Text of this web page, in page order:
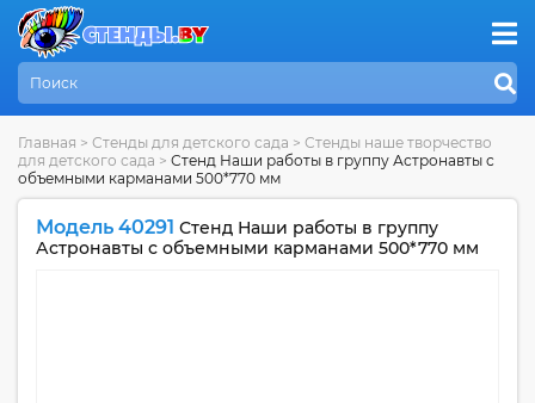
Главная > Стенды для детского сада > Стенды наше творчество
для детского сада > Стенд Наши работы в группу Астронавты с
объемными карманами 500*770 мм
Модель 40291 Стенд Наши работы в группу
Астронавты с объемными карманами 500*770 мм